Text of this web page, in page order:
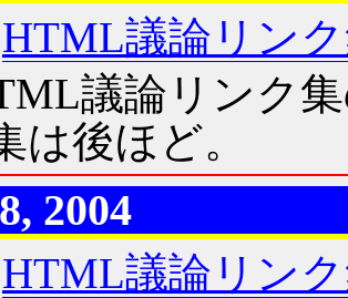
HTML議論リン
議論リンク
は後ほど。
2004
HTML議論リン